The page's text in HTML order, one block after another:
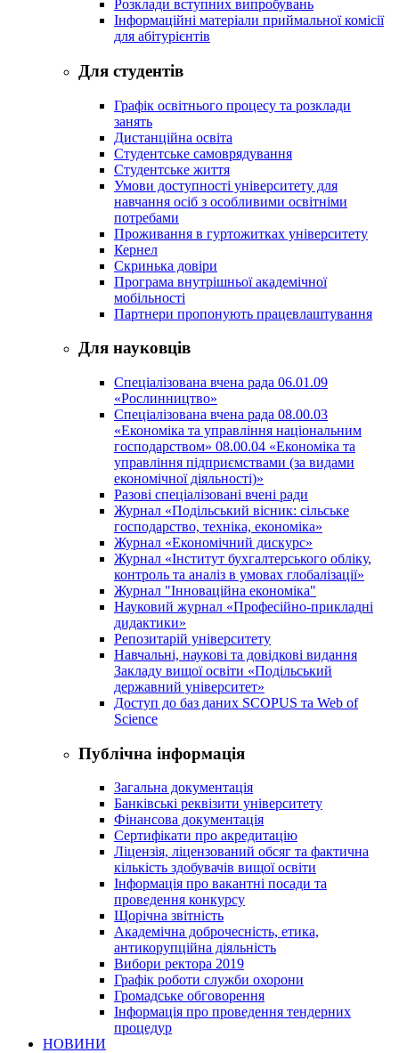
Розклади вступних випробувань
Інформаційні матеріали приймальної комісії
для абітурієнтів
Для студентів
Графік освітнього процесу та розклади
занять
Дистанційна освіта
Студентське самоврядування
Студентське життя
Умови доступності університету для
навчання осіб з особливими освітніми
потребами
Проживання в гуртожитках університету
Кернел
Скринька довіри
Програма внутрішньої академічної
мобільності
Партнери пропонують працевлаштування
Для науковців
Спеціалізована вчена рада 06.01.09
«Рослинництво»
Спеціалізована вчена рада 08.00.03
«Економіка та управління національним
господарством» 08.00.04 «Економіка та
управління підприємствами (за видами
економічної діяльності)»
Разові спеціалізовані вчені ради
Журнал «Подільський вісник: сільське
господарство, техніка, економіка»
Журнал «Економічний дискурс»
Журнал «Інститут бухгалтерського обліку,
контроль та аналіз в умовах глобалізації»
Журнал "Інноваційна економіка"
Науковий журнал «Професійно-прикладні
дидактики»
Репозитарій університету
Навчальні, наукові та довідкові видання
Закладу вищої освіти «Подільський
державний університет»
Доступ до баз даних SCOPUS та Web of
Science
Публічна інформація
Загальна документація
Банківські реквізити університету
Фінансова документація
Сертифікати про акредитацію
Ліцензія, ліцензований обсяг та фактична
кількість здобувачів вищої освіти
Інформація про вакантні посади та
проведення конкурсу
Щорічна звітність
Академічна доброчесність, етика,
антикорупційна діяльність
Вибори ректора 2019
Графік роботи служби охорони
Громадське обговорення
Інформація про проведення тендерних
процедур
НОВИНИ